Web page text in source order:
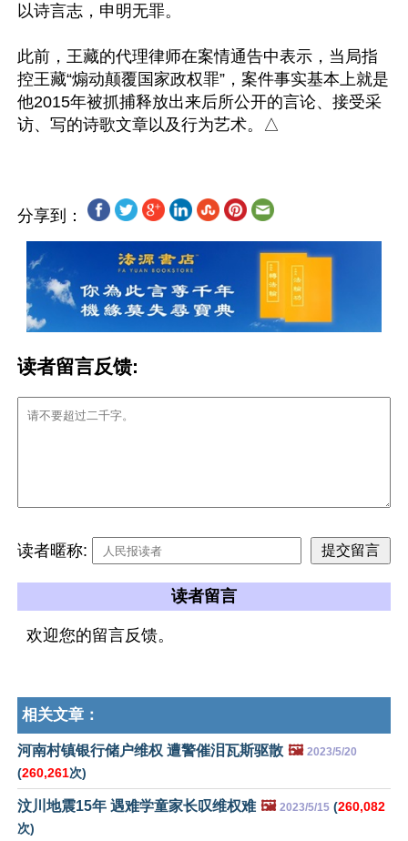
以诗言志，申明无罪。
此前，王藏的代理律师在案情通告中表示，当局指
控王藏“煽动颠覆国家政权罪”，案件事实基本上就是
他2015年被抓捕释放出来后所公开的言论、接受采
分享到：
读者留言反馈:
读者暱称:
读者留言
欢迎您的留言反馈。
相关文章：
河南村镇银行储户维权 遭警催泪瓦斯驱散 🖼️ 2023/5/20
(260,261次)
汶川地震15年 遇难学童家长叹维权难 🖼️ 2023/5/15 (260,082
次)